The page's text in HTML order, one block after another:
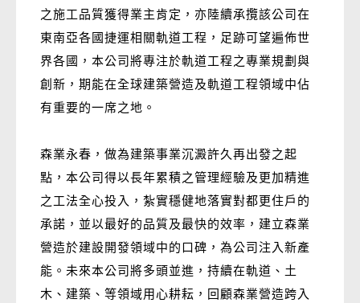
之施工品質獲得業主肯定，亦陸續承攬該公司在
東南亞各國捷運相關軌道工程，足跡可望遍佈世
界各國，本公司將專注於軌道工程之專業規劃與
創新，期能在全球建築營造及軌道工程領域中佔
有重要的一席之地。
森業永春，做為建築事業沉澱許久再出發之起
點，本公司得以長年累積之管理經驗及更加精進
之工法全心投入，紮實穩健地落實對都更住戶的
承諾，並以最好的品質及最快的效率，建立森業
營造於建設開發領域中的口碑，為公司注入新產
能。未來本公司將多頭並進，持續在軌道、土
木、建築、等領域用心耕耘，回顧森業營造跨入